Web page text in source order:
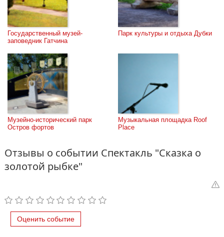
Государственный музей-
заповедник Гатчина
Парк культуры и отдыха Дубки
Музейно-исторический парк
Остров фортов
Музыкальная площадка Roof
Place
Отзывы о событии Спектакль "Сказка о
золотой рыбке"
Оценить событие